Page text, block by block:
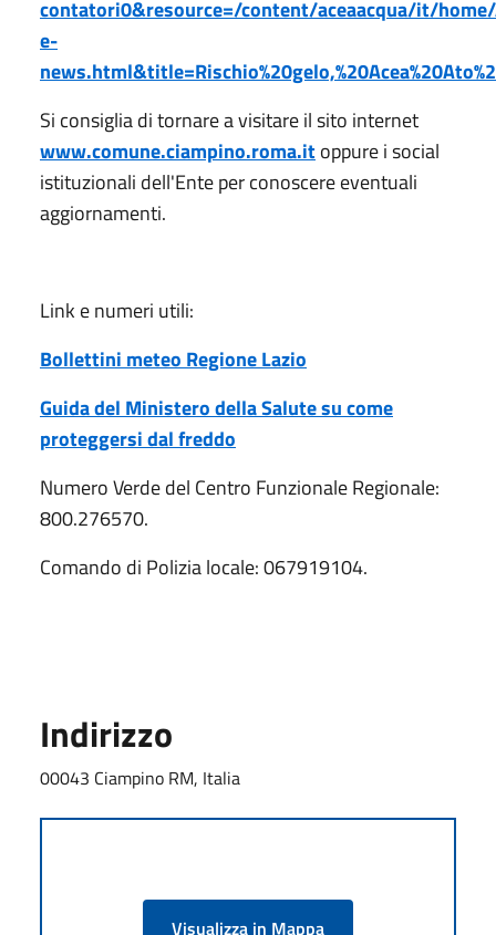
contatori0&resource=/content/aceaacqua/it/
e-
Si consiglia di tornare a visitare il sito internet
www.comune.ciampino.roma.itoppure i social
istituzionali dell'Ente per conoscere eventuali
aggiornamenti.
Link e numeri utili:
Bollettini meteo Regione Lazio
Guida del Ministero della Salute su come
proteggersi dal freddo
Numero Verde del Centro Funzionale Regionale:
800.276570.
Comando di Polizia locale: 067919104.
Indirizzo
00043 Ciampino RM, Italia
Visualizza in Mappa